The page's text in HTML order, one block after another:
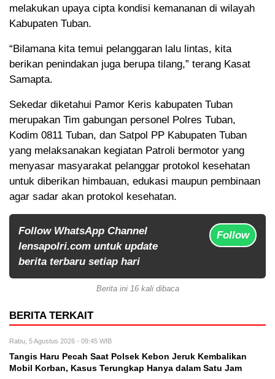
melakukan upaya cipta kondisi kemananan di wilayah
Kabupaten Tuban.
“Bilamana kita temui pelanggaran lalu lintas, kita
berikan penindakan juga berupa tilang,” terang Kasat
Samapta.
Sekedar diketahui Pamor Keris kabupaten Tuban
merupakan Tim gabungan personel Polres Tuban,
Kodim 0811 Tuban, dan Satpol PP Kabupaten Tuban
yang melaksanakan kegiatan Patroli bermotor yang
menyasar masyarakat pelanggar protokol kesehatan
untuk diberikan himbauan, edukasi maupun pembinaan
agar sadar akan protokol kesehatan.
Follow WhatsApp Channel
lensapolri.com untuk update
berita terbaru setiap hari
Follow
Berita ini 16 kali dibaca
BERITA TERKAIT
Rabu, 5 Agustus 2026 - 09:45 WIB
Tangis Haru Pecah Saat Polsek Kebon Jeruk Kembalikan
Mobil Korban, Kasus Terungkap Hanya dalam Satu Jam